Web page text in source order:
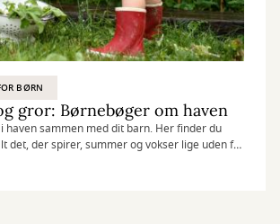
BØRN
gror: Børnebøger om haven
haven sammen med dit barn. Her finder du
det, der spirer, summer og vokser lige uden for